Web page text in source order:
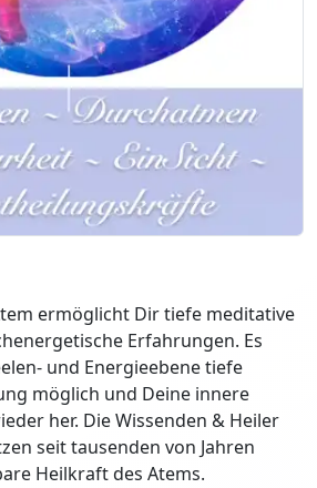
ermöglicht Dir tiefe meditative
Erfahrungen. Es
und Energieebene tiefe
möglich und Deine innere
her. Die Wissenden & Heiler
seit tausenden von Jahren
Heilkraft des Atems.